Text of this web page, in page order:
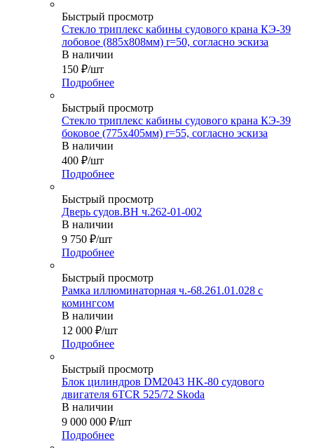
Быстрый просмотр
Стекло триплекс кабины судового крана КЭ-39
лобовое (885х808мм) r=50, согласно эскиза
В наличии
150 ₽/шт
Подробнее
Быстрый просмотр
Стекло триплекс кабины судового крана КЭ-39
боковое (775х405мм) r=55, согласно эскиза
В наличии
400 ₽/шт
Подробнее
Быстрый просмотр
Дверь судов.ВН ч.262-01-002
В наличии
9 750 ₽/шт
Подробнее
Быстрый просмотр
Рамка иллюминаторная ч.-68.261.01.028 с
комингсом
В наличии
12 000 ₽/шт
Подробнее
Быстрый просмотр
Блок цилиндров DM2043 HK-80 судового
двигателя 6TСR 525/72 Skoda
В наличии
9 000 000 ₽/шт
Подробнее